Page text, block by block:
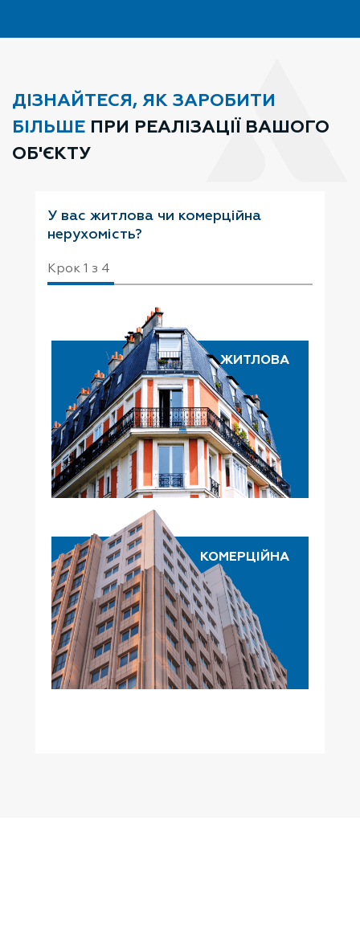
ДІЗНАЙТЕСЯ, ЯК ЗАРОБИТИ
БІЛЬШЕ ПРИ РЕАЛІЗАЦІЇ ВАШОГО
ОБ'ЄКТУ
У вас житлова чи комерційна
нерухомість?
Крок 1 з 4
ЖИТЛОВА
КОМЕРЦІЙНА